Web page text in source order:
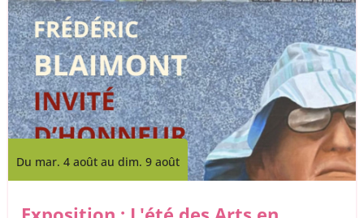
Du mar. 4 août au dim. 9 août